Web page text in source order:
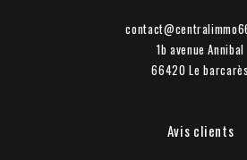
1b avenue Annibal
66420 le barcarès
Avis clients